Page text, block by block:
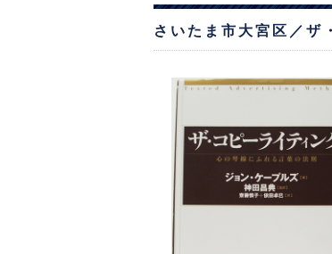
さいたま市大宮区／ザ